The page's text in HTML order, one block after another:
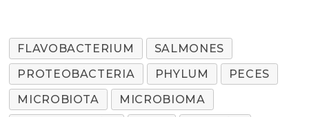
FLAVOBACTERIUM
SALMONES
PROTEOBACTERIA
PHYLUM
PECES
MICROBIOTA
MICROBIOMA